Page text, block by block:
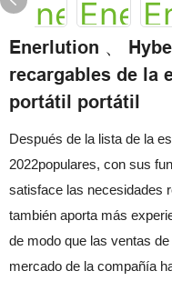
Enerlution 、
recargables de la
portátil portátil
Después de la lista de la
2022populares, con sus
satisface las necesidades
también aporta más
de modo que las ventas
mercado de la compañía